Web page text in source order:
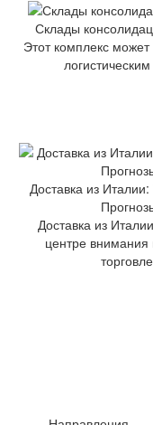
Склады
Этот комплекс
Доставка из
Доставка из
центре внимания